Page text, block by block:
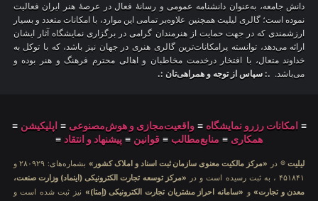
دانش جامعه، به‌عنوان دانشنامه عمومی و رسانهٔ فعال در عرصهٔ هنر ایران فعالیت
نموده است؛ گالری لیلیت همچنین علاوه‌بر تمامی این موارد، با امکانات متعدد و بسیار
ارزشمندی که در جهت حمایت از هنرمندان گرامی در برگزاری نمایشگاه آثار ایشان
ارائه می‌دهد، توانسته پرامکانات‌ترین گالری هنری در جهان نیز باشد، که با توکل به
خداوند متعال، با افتخار درخدمت مخاطبان و اهالی محترم فرهنگ و هنر بوده و
می‌باشد. .: سپاس از توجه و همراهی‌تان :.
≡ امکانات رزرو نمایشگاه ≡واقعیت‌مجازی و هوش‌مصنوعی ≡ اپلیکیشن ≡
همکاری ≡ منابع‌مطالب ≡ قوانین ≡ پیشنهاد و انتقاد ≡
لیلیت® در «مرکز مالکیت معنوی سازمان ثبت اسناد و املاک کشور»
بشماره‌های: ۲۸۰۹۲۹ و
۴۵۱۸۴۱ ، به ثبت رسیده است و در
«مرکز توسعه تجارت الکترونیکی (اینماد) وزارت صنعت،
معدن و تجارت»و «سامانه احراز مشتریان تجارت الکترونیکی (اِمتا)» نیز ثبت شده است و